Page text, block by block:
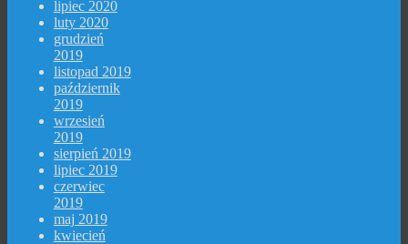
lipiec 2020
luty 2020
grudzień
2019
listopad 2019
październik
2019
wrzesień
2019
sierpień 2019
lipiec 2019
czerwiec
2019
maj 2019
kwiecień